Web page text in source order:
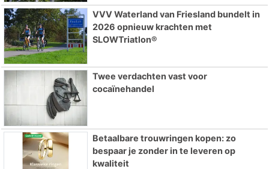
VVV Waterland van Friesland bundelt in
2026 opnieuw krachten met
SLOWTriatlon®
Twee verdachten vast voor
cocaïnehandel
Betaalbare trouwringen kopen: zo
bespaar je zonder in te leveren op
kwaliteit